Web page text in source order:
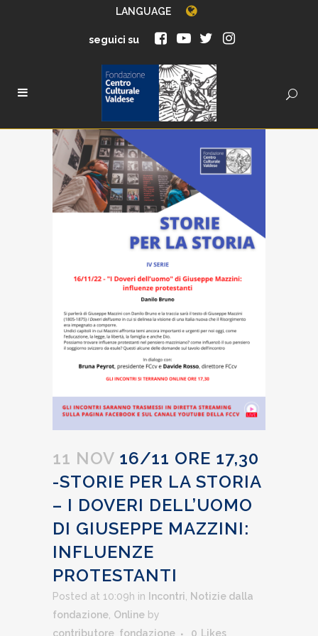
LANGUAGE
seguici su
11 NOV 16/11 ORE 17,30
-STORIE PER LA STORIA
– I DOVERI DELL’UOMO
DI GIUSEPPE MAZZINI:
INFLUENZE
PROTESTANTI
Posted at 10:09h in Incontri, Notizie dalla
fondazione, Online by
contributore_fondazione
0 Likes